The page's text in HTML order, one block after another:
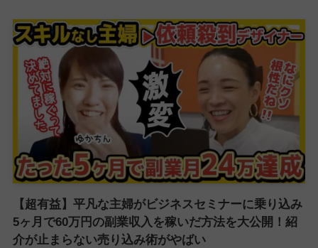
【超有益】平凡な主婦がビジネスセミナーに乗り込み
5ヶ月で60万円の副業収入を稼いだ方法を大公開！紹
介が止まらない売り込み術がやばい